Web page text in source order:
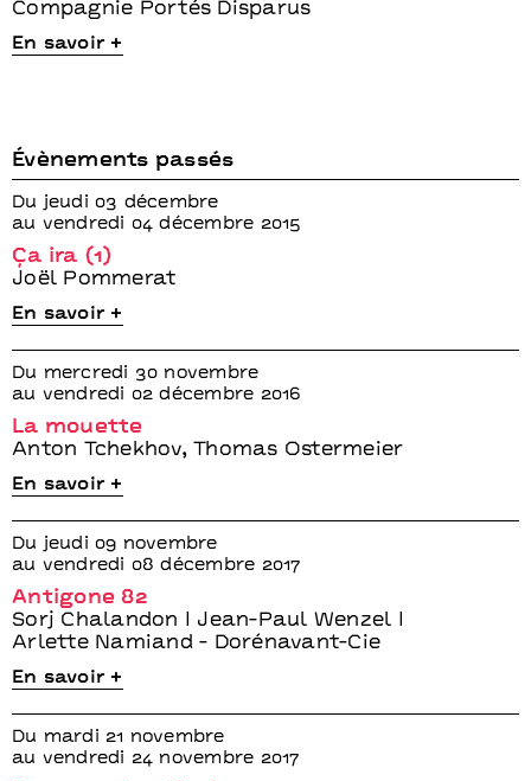
Compagnie Portés Disparus
En savoir +
Évènements passés
Du jeudi 03 décembre
au vendredi 04 décembre 2015
Ça ira (1)
Joël Pommerat
En savoir +
Du mercredi 30 novembre
au vendredi 02 décembre 2016
La mouette
Anton Tchekhov, Thomas Ostermeier
En savoir +
Du jeudi 09 novembre
au vendredi 08 décembre 2017
Antigone 82
Sorj Chalandon I Jean-Paul Wenzel I
Arlette Namiand - Dorénavant-Cie
En savoir +
Du mardi 21 novembre
au vendredi 24 novembre 2017